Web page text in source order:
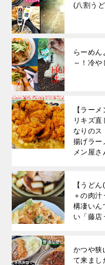
(八割う
らーめ
～！冷や
【ラー
リキズ
なりのス
揚げラー
メン屋
【うど
＋の肉
構凄いん
い「藤店
かつや狭
て来まし